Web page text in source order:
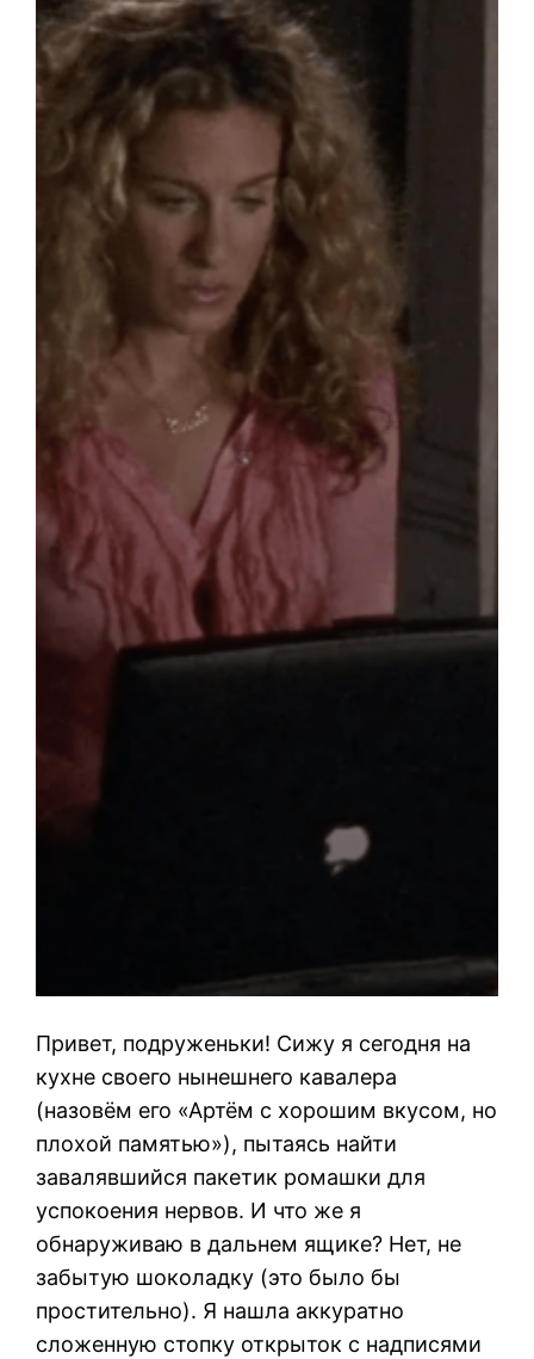
Привет, подруженьки! Сижу я сегодня на
кухне своего нынешнего кавалера
(назовём его «Артём с хорошим вкусом, но
плохой памятью»), пытаясь найти
завалявшийся пакетик ромашки для
успокоения нервов. И что же я
обнаруживаю в дальнем ящике? Нет, не
забытую шоколадку (это было бы
простительно). Я нашла аккуратно
сложенную стопку открыток с надписями